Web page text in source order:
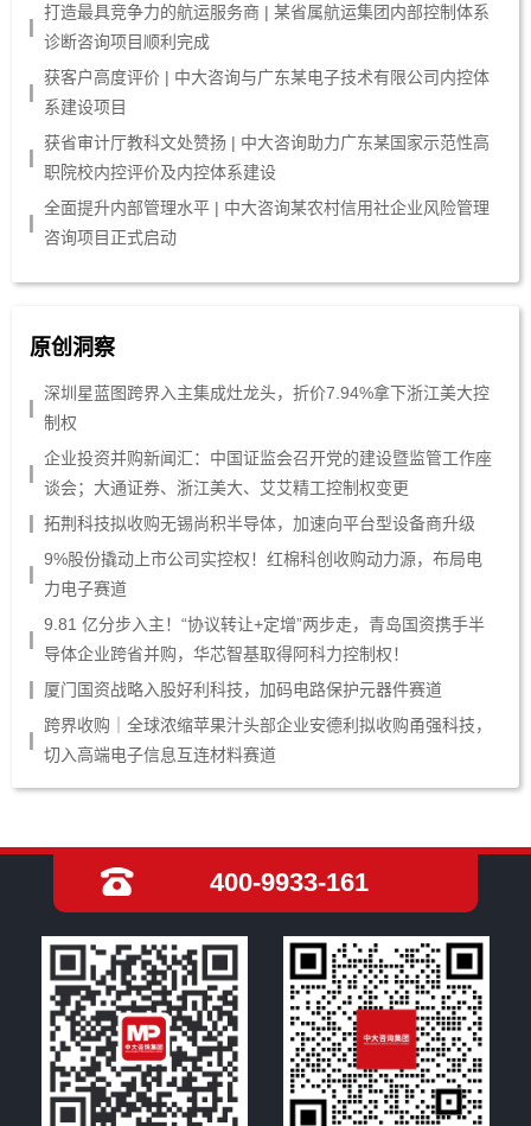
打造最具竞争力的航运服务商 | 某省属航运集团内部控制体系
诊断咨询项目顺利完成
获客户高度评价 | 中大咨询与广东某电子技术有限公司内控体
系建设项目
获省审计厅教科文处赞扬 | 中大咨询助力广东某国家示范性高
职院校内控评价及内控体系建设
全面提升内部管理水平 | 中大咨询某农村信用社企业风险管理
咨询项目正式启动
原创洞察
深圳星蓝图跨界入主集成灶龙头，折价7.94%拿下浙江美大控
制权
企业投资并购新闻汇：中国证监会召开党的建设暨监管工作座
谈会；大通证券、浙江美大、艾艾精工控制权变更
拓荆科技拟收购无锡尚积半导体，加速向平台型设备商升级
9%股份撬动上市公司实控权！红棉科创收购动力源，布局电
力电子赛道
9.81 亿分步入主！“协议转让+定增”两步走，青岛国资携手半
导体企业跨省并购，华芯智基取得阿科力控制权！
厦门国资战略入股好利科技，加码电路保护元器件赛道
跨界收购｜全球浓缩苹果汁头部企业安德利拟收购甬强科技，
切入高端电子信息互连材料赛道
400-9933-161